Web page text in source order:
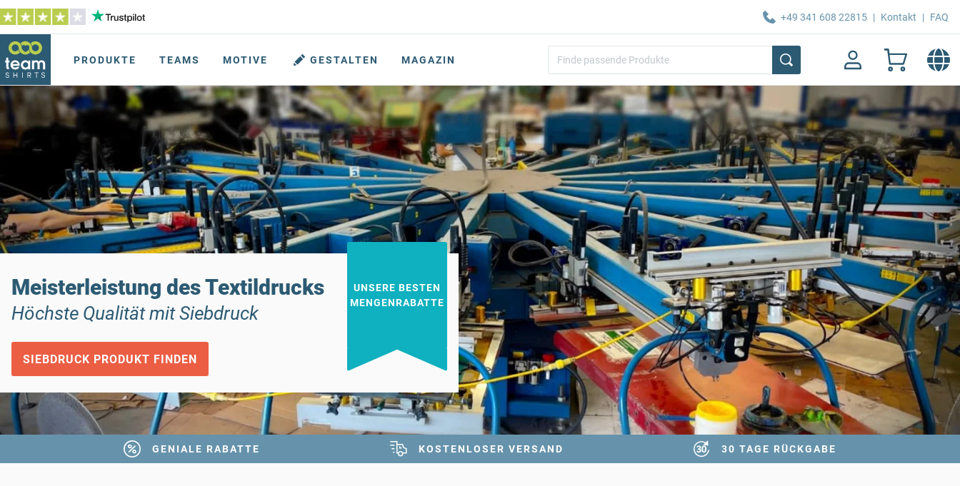
+49 341 608 22815 | Kontakt | FAQ
PRODUKTE TEAMS MOTIVE GESTALTEN MAGAZIN
Meisterleistung des Textildrucks
Höchste Qualität mit Siebdruck
SIEBDRUCK PRODUKT FINDEN
UNSERE BESTEN
MENGENRABATTE
GENIALE RABATTE KOSTENLOSER VERSAND 30 TAGE RÜCKGABE